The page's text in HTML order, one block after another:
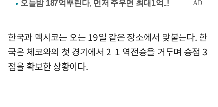
한국과 멕시코는 오는 19일 같은 장소에서 맞붙는다. 한
국은 체코와의 첫 경기에서 2-1 역전승을 거두며 승점 3
점을 확보한 상황이다.